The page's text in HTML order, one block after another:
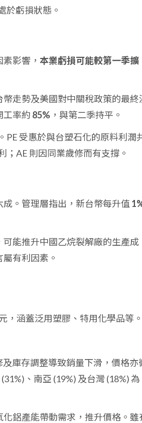
於虧損狀態。
影響， 本業虧損可能較第一季擴
幣走勢及美國對中關稅政策的最終
工率約 85% ，與第二季持平。
PE 受惠於與台塑石化的原料利潤
；AE 則因同業歲修而有支撐。
成。管理層指出，新台幣每升值
可能推升中國乙烷裂解廠的生產成
有利因素。
，涵蓋泛用塑膠、特用化學品等
及庫存調整導致銷量下滑，價格亦
、南亞 (19%) 及台灣 (18%) 為
化鋁產能帶動需求，推升價格。雖